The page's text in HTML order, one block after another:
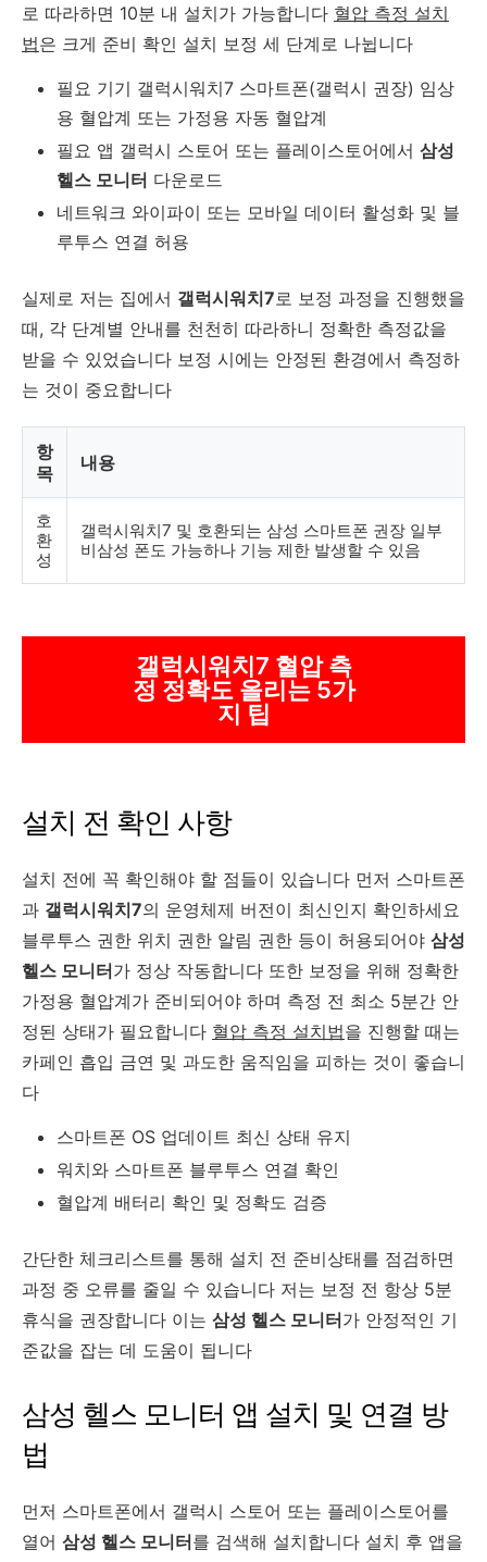
로 따라하면 10분 내 설치가 가능합니다 혈압 측정 설치
법은 크게 준비 확인 설치 보정 세 단계로 나뉩니다
필요 기기 갤럭시워치7 스마트폰(갤럭시 권장) 임상
용 혈압계 또는 가정용 자동 혈압계
필요 앱 갤럭시 스토어 또는 플레이스토어에서 삼성
헬스 모니터 다운로드
네트워크 와이파이 또는 모바일 데이터 활성화 및 블
루투스 연결 허용
실제로 저는 집에서 갤럭시워치7 로 보정 과정을 진행했을
때, 각 단계별 안내를 천천히 따라하니 정확한 측정값을
받을 수 있었습니다 보정 시에는 안정된 환경에서 측정하
는 것이 중요합니다
항
목
내용
호
환
성
갤럭시워치7 및 호환되는 삼성 스마트폰 권장 일부
비삼성 폰도 가능하나 기능 제한 발생할 수 있음
갤럭시워치7 혈압 측
정 정확도 올리는 5가
지 팁
설치 전 확인 사항
설치 전에 꼭 확인해야 할 점들이 있습니다 먼저 스마트폰
과 갤럭시워치7의 운영체제 버전이 최신인지 확인하세요
블루투스 권한 위치 권한 알림 권한 등이 허용되어야 삼성
헬스 모니터가 정상 작동합니다 또한 보정을 위해 정확한
가정용 혈압계가 준비되어야 하며 측정 전 최소 5분간 안
정된 상태가 필요합니다 혈압 측정 설치법을 진행할 때는
카페인 흡입 금연 및 과도한 움직임을 피하는 것이 좋습니
다
스마트폰 OS 업데이트 최신 상태 유지
워치와 스마트폰 블루투스 연결 확인
혈압계 배터리 확인 및 정확도 검증
간단한 체크리스트를 통해 설치 전 준비상태를 점검하면
과정 중 오류를 줄일 수 있습니다 저는 보정 전 항상 5분
휴식을 권장합니다 이는 삼성 헬스 모니터가 안정적인 기
준값을 잡는 데 도움이 됩니다
삼성 헬스 모니터 앱 설치 및 연결 방
법
먼저 스마트폰에서 갤럭시 스토어 또는 플레이스토어를
열어 삼성 헬스 모니터를 검색해 설치합니다 설치 후 앱을